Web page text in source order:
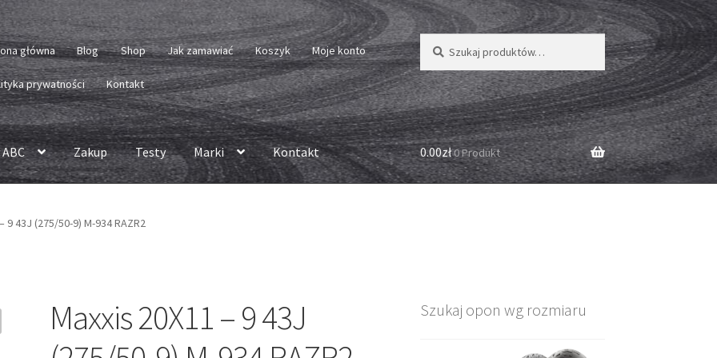
główna Blog Shop Jak zamawiać Koszyk Moje konto
prywatności Kontakt
Szukaj:
Szukaj
Zakup Testy Marki Kontakt 0.00zł0 Produkt
9 43J (275/50-9) M-934 RAZR2
Maxxis 20X11 – 9 43J
Szukaj opon wg rozmiaru